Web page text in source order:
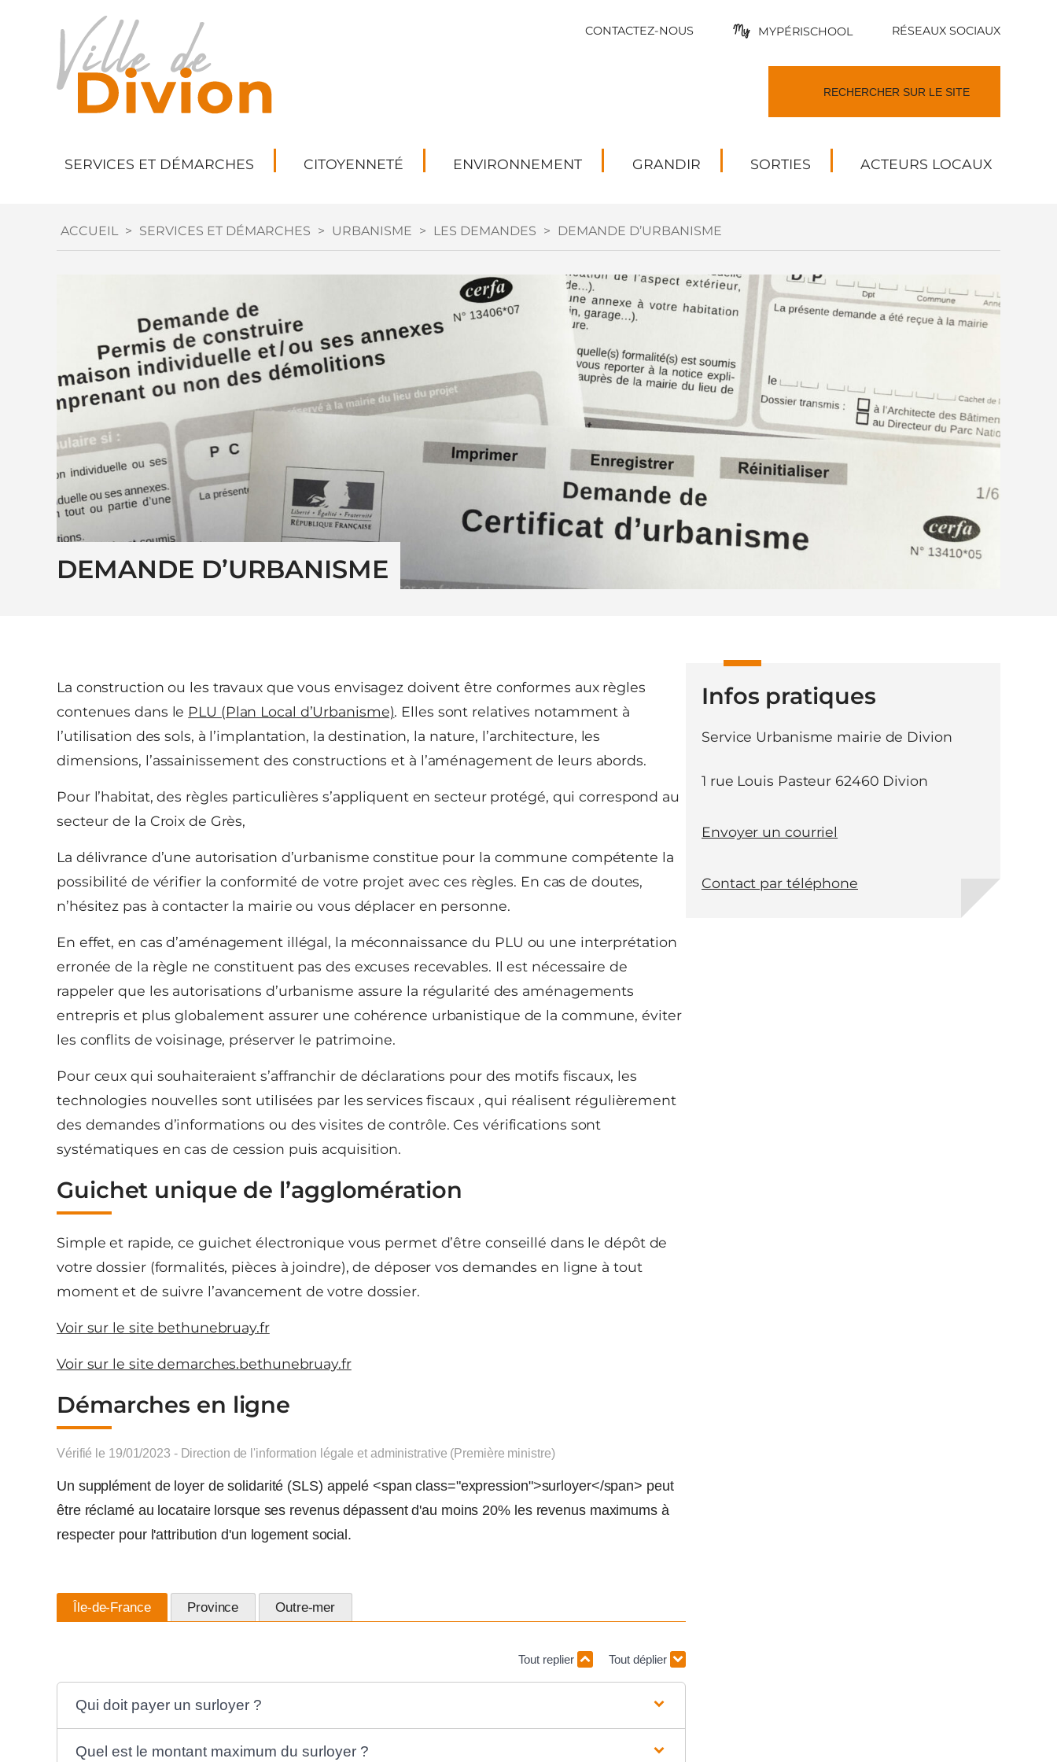
CONTACTEZ-NOUS MYPÉRISCHOOL RÉSEAUX SOCIAUX
SERVICES ET DÉMARCHES CITOYENNETÉ ENVIRONNEMENT GRANDIR SORTIES ACTEURS LOCAUX
ACCUEIL > SERVICES ET DÉMARCHES > URBANISME > LES DEMANDES > DEMANDE D’URBANISME
DEMANDE D’URBANISME
La construction ou les travaux que vous envisagez doivent être conformes aux règles
contenues dans le PLU (Plan Local d’Urbanisme). Elles sont relatives notamment à
l’utilisation des sols, à l’implantation, la destination, la nature, l’architecture, les
dimensions, l’assainissement des constructions et à l’aménagement de leurs abords.
Pour l’habitat, des règles particulières s’appliquent en secteur protégé, qui correspond au
secteur de la Croix de Grès,
La délivrance d’une autorisation d’urbanisme constitue pour la commune compétente la
possibilité de vérifier la conformité de votre projet avec ces règles. En cas de doutes,
n’hésitez pas à contacter la mairie ou vous déplacer en personne.
En effet, en cas d’aménagement illégal, la méconnaissance du PLU ou une interprétation
erronée de la règle ne constituent pas des excuses recevables. Il est nécessaire de
rappeler que les autorisations d’urbanisme assure la régularité des aménagements
entrepris et plus globalement assurer une cohérence urbanistique de la commune, éviter
les conflits de voisinage, préserver le patrimoine.
Pour ceux qui souhaiteraient s’affranchir de déclarations pour des motifs fiscaux, les
technologies nouvelles sont utilisées par les services fiscaux , qui réalisent régulièrement
des demandes d’informations ou des visites de contrôle. Ces vérifications sont
systématiques en cas de cession puis acquisition.
Guichet unique de l’agglomération
Simple et rapide, ce guichet électronique vous permet d’être conseillé dans le dépôt de
votre dossier (formalités, pièces à joindre), de déposer vos demandes en ligne à tout
moment et de suivre l’avancement de votre dossier.
Voir sur le site bethunebruay.fr
Voir sur le site demarches.bethunebruay.fr
Démarches en ligne
Vérifié le 19/01/2023 - Direction de l'information légale et administrative (Première ministre)
Un supplément de loyer de solidarité (SLS) appelé <span class="expression">surloyer</span> peut
être réclamé au locataire lorsque ses revenus dépassent d'au moins 20% les revenus maximums à
respecter pour l'attribution d'un logement social.
Île-de-France Province Outre-mer
Tout replier Tout déplier
Qui doit payer un surloyer ?
Quel est le montant maximum du surloyer ?
Infos pratiques
Service Urbanisme mairie de Divion
1 rue Louis Pasteur 62460 Divion
Envoyer un courriel
Contact par téléphone